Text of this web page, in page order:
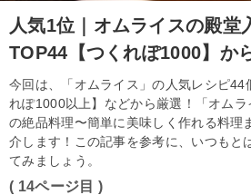
人気1位｜オムライスの殿堂
TOP44【つくれぽ1000】か
今回は、「オムライス」の人気レシピ44
れぽ1000以上】などから厳選！「オム
の絶品料理〜簡単に美味しく作れる料理
介します！この記事を参考に、いつもと
てみましょう。
( 14ページ目 )